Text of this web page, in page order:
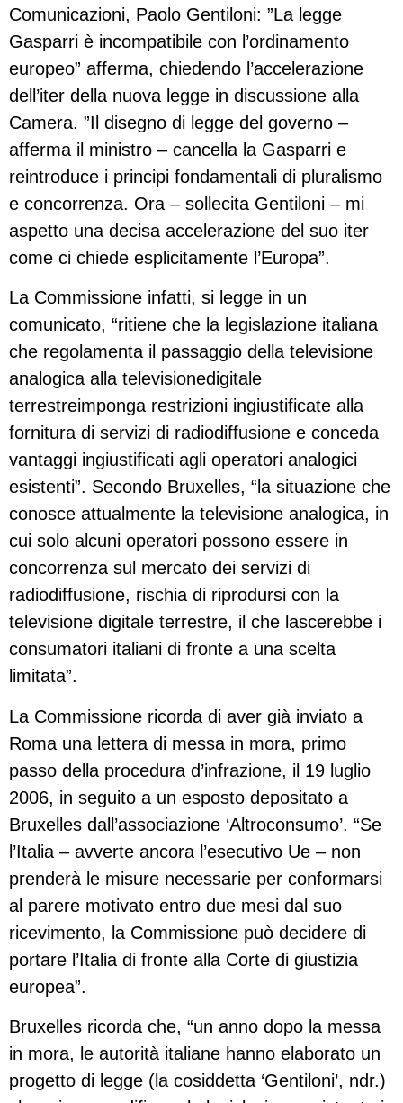
Comunicazioni, Paolo Gentiloni: ”La legge
Gasparri è incompatibile con l’ordinamento
europeo” afferma, chiedendo l’accelerazione
dell’iter della nuova legge in discussione alla
Camera. ”Il disegno di legge del governo –
afferma il ministro – cancella la Gasparri e
reintroduce i principi fondamentali di pluralismo
e concorrenza. Ora – sollecita Gentiloni – mi
aspetto una decisa accelerazione del suo iter
come ci chiede esplicitamente l’Europa”.
La Commissione infatti, si legge in un
comunicato, “ritiene che la legislazione italiana
che regolamenta il passaggio della televisione
analogica alla televisionedigitale
terrestreimponga restrizioni ingiustificate alla
fornitura di servizi di radiodiffusione e conceda
vantaggi ingiustificati agli operatori analogici
esistenti”. Secondo Bruxelles, “la situazione che
conosce attualmente la televisione analogica, in
cui solo alcuni operatori possono essere in
concorrenza sul mercato dei servizi di
radiodiffusione, rischia di riprodursi con la
televisione digitale terrestre, il che lascerebbe i
consumatori italiani di fronte a una scelta
limitata”.
La Commissione ricorda di aver già inviato a
Roma una lettera di messa in mora, primo
passo della procedura d’infrazione, il 19 luglio
2006, in seguito a un esposto depositato a
Bruxelles dall’associazione ‘Altroconsumo’. “Se
l’Italia – avverte ancora l’esecutivo Ue – non
prenderà le misure necessarie per conformarsi
al parere motivato entro due mesi dal suo
ricevimento, la Commissione può decidere di
portare l’Italia di fronte alla Corte di giustizia
europea”.
Bruxelles ricorda che, “un anno dopo la messa
in mora, le autorità italiane hanno elaborato un
progetto di legge (la cosiddetta ‘Gentiloni’, ndr.)